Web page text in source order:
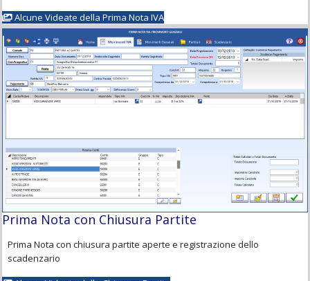
Alcune Videate della Prima Nota IVA
Prima Nota con Chiusura Partite
Prima Nota con chiusura partite aperte e registrazione dello
scadenzario